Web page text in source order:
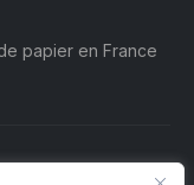
papier en France